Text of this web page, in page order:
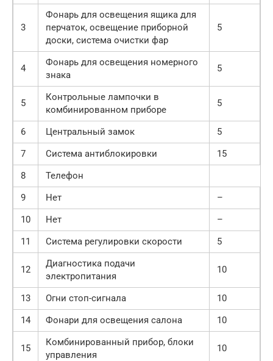
3
Фонарь для освещения ящика для
перчаток, освещение приборной
доски, система очистки фар
5
4
Фонарь для освещения номерного
знака
5
5
Контрольные лампочки в
комбинированном приборе
5
6 Центральный замок
5
7
Система антиблокировки
15
8
Телефон
9
Нет
–
10
Нет
–
11
Система регулировки скорости 5
12
Диагностика подачи
электропитания
10
13 Огни стоп-сигнала
10
14
Фонари для освещения салона 10
15
Комбинированный прибор, блоки
управления
10